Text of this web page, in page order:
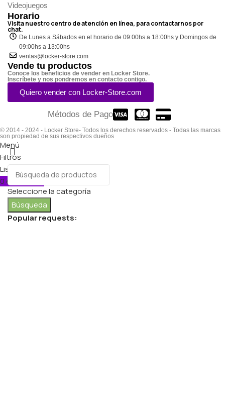
Videojuegos
Horario
Visita nuestro centro de atención en línea, para contactarnos por
chat.
De Lunes a Sábados en el horario de 09:00hs a 18:00hs y Domingos de
09:00hs a 13:00hs
ventas@locker-store.com
Vende tu productos
Conoce los beneficios de vender en Locker Store.
Inscríbete y nos pondremos en contacto contigo.
Quiero vender con Locker-Store.com
Métodos de Pago
© 2014 - 2024 - Locker Store- Todos los derechos reservados - Todas las marcas
son propiedad de sus respectivos dueños
Seleccione la categoría
Búsqueda
Popular requests:
Menú
Filtros
Lista de deseos
0 elementosCarro